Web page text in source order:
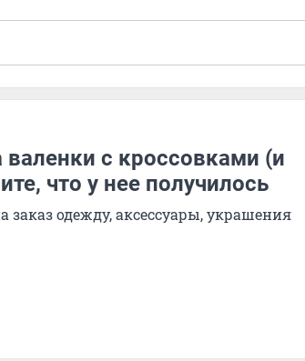
с кроссовками (и
что у нее получилось
заказ одежду, аксессуары, украшения